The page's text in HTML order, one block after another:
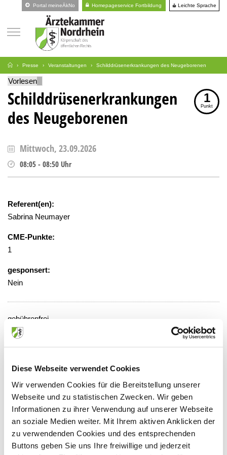
Diese Webseite verwendet Cookies
Wir verwenden Cookies für die Bereitstellung unserer
Webseite und zu statistischen Zwecken. Wir geben
Informationen zu ihrer Verwendung auf unserer Webseite
an soziale Medien weiter. Mit Ihrem aktiven Anklicken der
zu verwendenden Cookies und des entsprechenden
Buttons geben Sie uns Ihre freiwillige und jederzeit
Portal meineÄkNo Homepageservice Fortbildung Leichte Sprache
Presse Veranstaltungen Schilddrüsenerkrankungen des Neugeborenen
Vorlesen
Schilddrüsenerkrankungen
des Neugeborenen
1
Punkt
Mittwoch, 23.09.2026
08:05 - 08:50 Uhr
Referent(en):
Sabrina Neumayer
CME-Punkte:
1
gesponsert:
Nein
gebührenfrei
Veranstaltungsort:
Virchowstraße 20, 46047 Oberhausen
Anbieter:
Evangelisches Krankenhaus